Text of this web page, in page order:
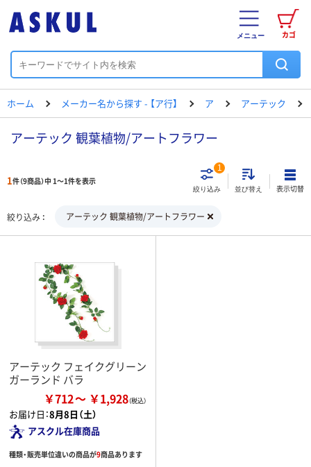
カゴ
メニュー
ホーム メーカー名から探す - 【ア行】 ア アーテック
アーテック 観葉植物/アートフラワー
1件（9商品）中 1～1件を表示
絞り込み
1
並び替え 表示切替
絞り込み アーテック 観葉植物/アートフラワー
アーテック フェイクグリーン
ガーランド バラ
￥712 ￥1,928
お届け日：8月8日（土）
アスクル在庫商品
種類・販売単位違いの商品が9商品あります